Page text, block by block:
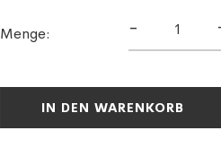
Menge: -
IN DEN WARENKORB